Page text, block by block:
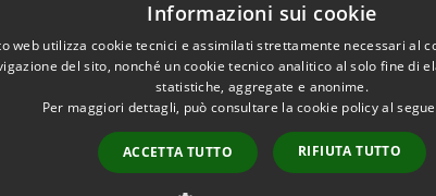
Copyright © 2026
Informazioni sui cookie
web utilizza cookie tecnici e assimilati strettamente necessari al
del sito, nonché un cookie tecnico analitico al solo fine di
statistiche, aggregate e anonime.
Per maggiori dettagli, può consultare la cookie policy al
ACCETTA TUTTO RIFIUTA TUTTO